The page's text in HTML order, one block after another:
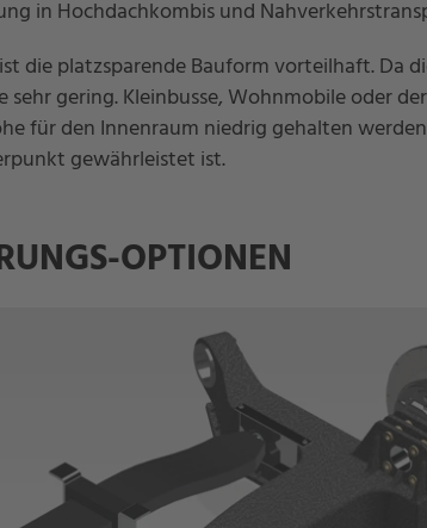
in Hochdachkombis und
die platzsparende Bauform vorteilhaft. Da
gering. Kleinbusse, Wohnmobile oder
für den Innenraum niedrig gehalten
gewährleistet ist.
OPTIONEN